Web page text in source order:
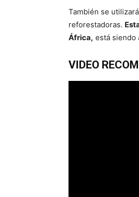
También se
reforestadoras.
África, está siendo
VIDEO